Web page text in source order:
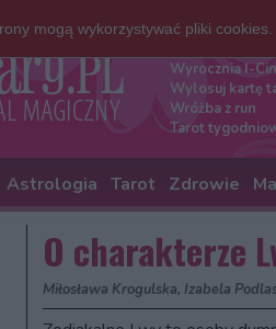
Darmowe
Wyrocznia I-
Wylosuj kartę
Wróżba z run
Tarot
Astrologia Tarot Zdrowie
O charakterze
Miłosława Krogulska, Izabela
mogą wykorzystywać pliki cookies.